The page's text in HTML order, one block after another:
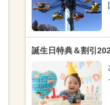
誕生日特典＆割引